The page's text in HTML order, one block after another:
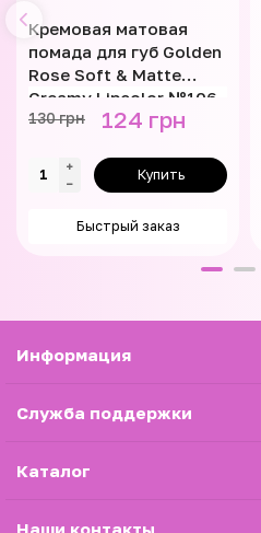
Кремовая матовая
помада для губ Golden
Rose Soft & Matte
Creamy Lipcolor №106
130 грн 124 грн
Купить
Быстрый заказ
Информация
Служба поддержки
Каталог
Наши контакты